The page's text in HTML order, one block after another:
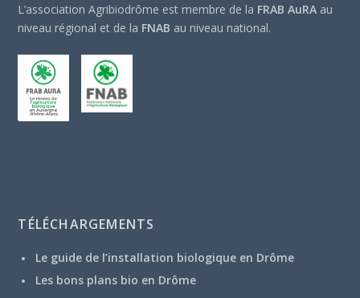
L’association Agribiodrôme est membre de la FRAB AuRA au
niveau régional et de la FNAB au niveau national.
TÉLÉCHARGEMENTS
Le guide de l’installation biologique en Drôme
Les bons plans bio en Drôme